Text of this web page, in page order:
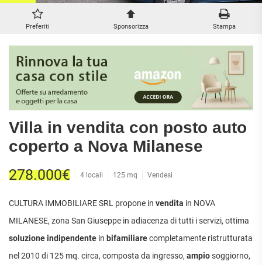
LOFT
MANSARDE
VILLE
RUSTICI E
CASALI
COMMERCIALI
COMMERCIALI
EDIFICABILI
INDUSTRIALI
VILLE DI LUSSO
VILLE CON GIARDINO
IMMOBILI IN AFFITTO
BILOCALI
TRILOCALI
LABORATORI
LOCALI
NEGOZI
FREQUENTI
APPARTAMENTI
PIANO
TERRA
Preferiti Sponsorizza Stampa
Villa in vendita con posto auto
coperto a Nova Milanese
278.000€ 4 locali 125 mq Vendesi
CULTURA IMMOBILIARE SRL propone in vendita in NOVA
MILANESE, zona San Giuseppe in adiacenza di tutti i servizi, ottima
soluzione indipendente in bifamiliarecompletamente ristrutturata
nel 2010 di 125 mq. circa, composta da ingresso, ampiosoggiorno,